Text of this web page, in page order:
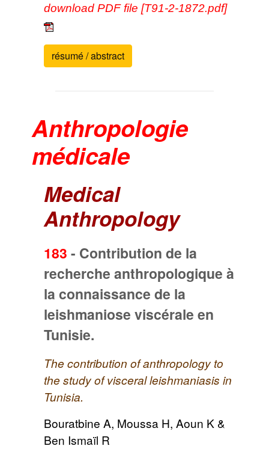
download PDF file [T91-2-1872.pdf]
résumé / abstract
Anthropologie
médicale
Medical
Anthropology
183 - Contribution de la
recherche anthropologique à
la connaissance de la
leishmaniose viscérale en
Tunisie.
The contribution of anthropology to
the study of visceral leishmaniasis in
Tunisia.
Bouratbine A, Moussa H, Aoun K &
Ben Ismaïl R